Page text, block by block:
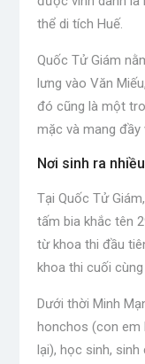
thể di tích Huế.
Quốc Tử Giám
lưng vào Văn
đó cũng là một
mặc và mang đầy
Nơi sinh ra
Tại Quốc Tử
tấm bia khắc tên
từ khoa thi đầu
khoa thi cuối
Dưới thời Minh
honchos (con em
lại), học sinh,